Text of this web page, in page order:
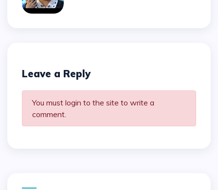
Leave a Reply
You must login to the site to write a
comment.